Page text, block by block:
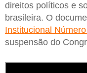
direitos políticos e
brasileira. O
Institucional
suspensão do